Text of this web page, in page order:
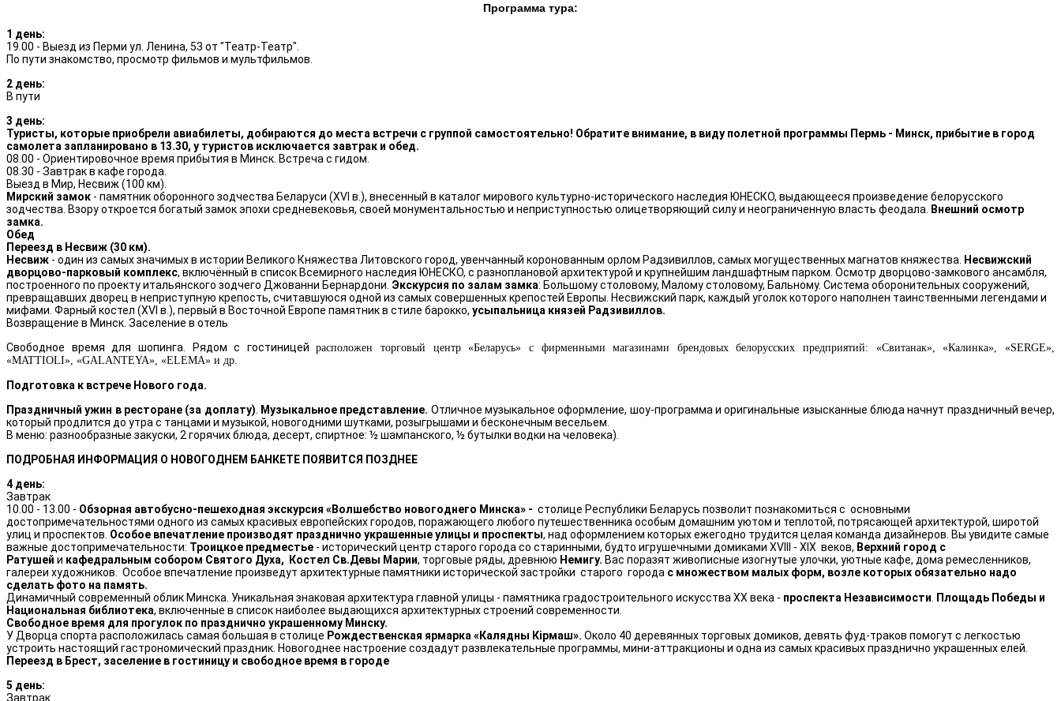
Программа тура:
1 день:
19.00 - Выезд из Перми ул. Ленина, 53 от "Театр-Театр".
По пути знакомство, просмотр фильмов и мультфильмов.
2 день:
В пути
3 день:
Туристы, которые приобрели авиабилеты, добираются до места встречи с группой самостоятельно! Обратите внимание, в виду полетной программы Пермь - Минск, прибытие в город
самолета запланировано в 13.30, у туристов исключается завтрак и обед.
08.00 - Ориентировочное время прибытия в Минск. Встреча с гидом.
08.30 - Завтрак в кафе города.
Выезд в Мир, Несвиж (100 км).
Мирский замок - памятник оборонного зодчества Беларуси (XVI в.), внесенный в каталог мирового культурно-исторического наследия ЮНЕСКО, выдающееся произведение белорусского
зодчества. Взору откроется богатый замок эпохи средневековья, своей монументальностью и неприступностью олицетворяющий силу и неограниченную власть феодала.
Внешний осмотр
замка.
Обед
Переезд в Несвиж (30 км).
Несвиж - один из самых значимых в истории Великого Княжества Литовского город, увенчанный коронованным орлом Радзивиллов, самых могущественных магнатов княжества.
Несвижский
дворцово-парковый комплекс, включённый в список Всемирного наследия ЮНЕСКО, с разноплановой архитектурой и крупнейшим ландшафтным парком. Осмотр дворцово-замкового ансамбля,
построенного по проекту итальянского зодчего Джованни Бернардони. Экскурсия по залам замка: Большому столовому, Малому столовому, Бальному. Система оборонительных сооружений,
превращавших дворец в неприступную крепость, считавшуюся одной из самых совершенных крепостей Европы. Несвижский парк, каждый уголок которого наполнен таинственными легендами и
мифами. Фарный костел (XVI в.), первый в Восточной Европе памятник в стиле барокко, усыпальница князей Радзивиллов.
Возвращение в Минск. Заселение в отель
Свободное время для шопинга.
Рядом с гостиницейрасположен торговый центр «Беларусь» с фирменными магазинами брендовых белорусских предприятий: «Свитанак», «Калинка», «SERGE»,
«MATTIOLI», «GALANTEYA», «ELEMA» и др.
Подготовка к встрече Нового года.
Праздничный ужин в ресторане (за доплату)
Музыкальное представление. Отличное музыкальное оформление, шоу-программа и оригинальные изысканные блюда начнут праздничный вечер,
который продлится до утра с танцами и музыкой, новогодними шутками, розыгрышами и бесконечным весельем.
В меню: разнообразные закуски, 2 горячих блюда, десерт, спиртное: ½ шампанского, ½ бутылки водки на человека).
ПОДРОБНАЯ ИНФОРМАЦИЯ О НОВОГОДНЕМ БАНКЕТЕ ПОЯВИТСЯ ПОЗДНЕЕ
4 день:
Завтрак
10.00 - 13.00 - Обзорная автобусно-пешеходная экскурсия «Волшебство новогоднего Минска» - столице Республики Беларусь позволит познакомиться с основными
достопримечательностями одного из самых красивых европейских городов, поражающего любого путешественника особым домашним уютом и теплотой, потрясающей архитектурой, широтой
улиц и проспектов. Особое впечатление производят празднично украшенные улицы и проспекты, над оформлением которых ежегодно трудится целая команда дизайнеров. Вы увидите самые
важные достопримечательности: Троицкое предместье - исторический центр старого города со старинными, будто игрушечными домиками XVIII - XIX веков, Верхний город с
Ратушей и кафедральным собором Святого Духа, Костел Св.Девы Марии, торговые ряды, древнюю Немигу. Вас поразят живописные изогнутые улочки, уютные кафе, дома ремесленников,
галереи художников. Особое впечатление произведут архитектурные памятники исторической застройки старого города с множеством малых форм, возле которых обязательно надо
сделать фото на память.
Динамичный современный облик Минска. Уникальная знаковая архитектура главной улицы - памятника градостроительного искусства XX века - проспекта Независимости
Площадь Победы и
Национальная библиотека, включенные в список наиболее выдающихся архитектурных строений современности.
Свободное время для прогулок по празднично украшенному Минску.
У Дворца спорта расположилась самая большая в столице Рождественская ярмарка «Калядны Кiрмаш». Около 40 деревянных торговых домиков, девять фуд-траков помогут с легкостью
устроить настоящий гастрономический праздник. Новогоднее настроение создадут развлекательные программы, мини-аттракционы и одна из самых красивых празднично украшенных елей.
Переезд в Брест, заселение в гостиницу и свободное время в городе
5 день:
Завтрак